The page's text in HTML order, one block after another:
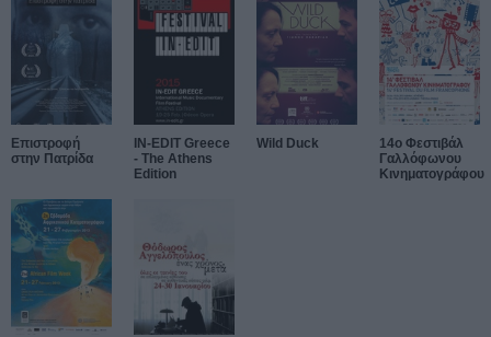
Επιστροφή
στην Πατρίδα
IN-EDIT Greece
- The Athens
Edition
Wild Duck
14o Φεστιβάλ
Γαλλόφωνου
Κινηματογράφου